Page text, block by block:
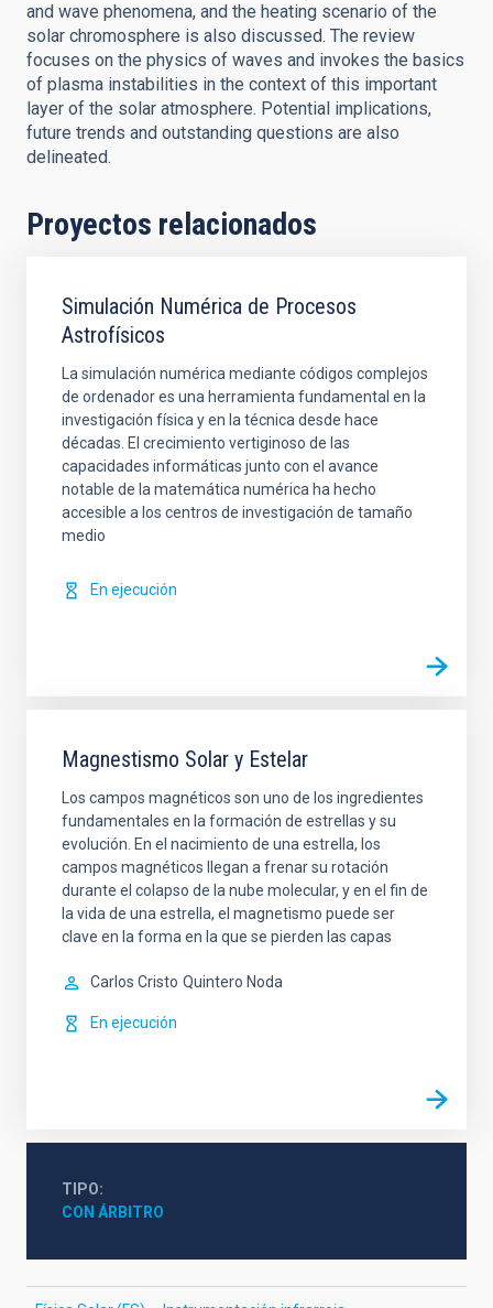
and wave phenomena, and the heating scenario of the
solar chromosphere is also discussed. The review
focuses on the physics of waves and invokes the basics
of plasma instabilities in the context of this important
layer of the solar atmosphere. Potential implications,
future trends and outstanding questions are also
delineated.
Proyectos relacionados
Simulación Numérica de Procesos
Astrofísicos
La simulación numérica mediante códigos complejos
de ordenador es una herramienta fundamental en la
investigación física y en la técnica desde hace
décadas. El crecimiento vertiginoso de las
capacidades informáticas junto con el avance
notable de la matemática numérica ha hecho
accesible a los centros de investigación de tamaño
medio
En ejecución
Magnestismo Solar y Estelar
Los campos magnéticos son uno de los ingredientes
fundamentales en la formación de estrellas y su
evolución. En el nacimiento de una estrella, los
campos magnéticos llegan a frenar su rotación
durante el colapso de la nube molecular, y en el fin de
la vida de una estrella, el magnetismo puede ser
clave en la forma en la que se pierden las capas
Carlos Cristo Quintero Noda
En ejecución
TIPO
CON ÁRBITRO